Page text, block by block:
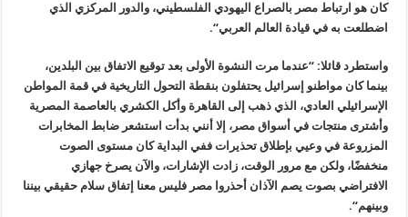
كان هو ارتباط مصر بالصراع اليهودي الفلسطيني، والدور المركزي الذي
اضطلعت به في قيادة العالم العربي“.
واستطرد قائلا: “عندما مرت النشوة الأولى بعد توقيع الاتفاق بين البلدين،
بينما كان مواطنو إسرائيل يحتفلون بنقطة التحول التاريخية في قمة المواطن
الإسرائيلي العادي، الذي ذهب إلى القاهرة وأكل الكشري بالعاصمة المصرية
وأشترى منتجات في أسواق مصر، إلا أنني بدأت استشعر ضابط المخابرات
المزروعة في وعيي بإطلاق تحذيرات ففي البداية كان مستوى الصوت
منخفضًا، ولكن مع مرور الوقت، زادت الإشارات، والآن يصرخ جهازي
الافتراضي بصوت يصم الآذان أحذروا مصر فليس معنا إتفاق سلام حقيقي بيننا
وبينهم“.